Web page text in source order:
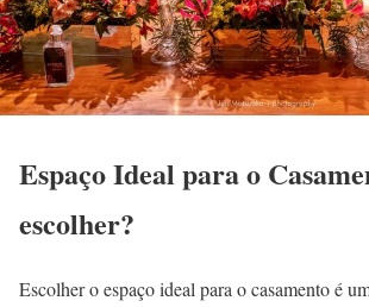
Espaço Ideal para o
escolher?
Escolher o espaço ideal para o casamento é